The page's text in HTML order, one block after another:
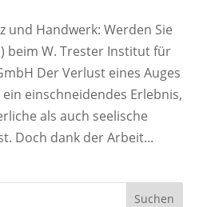
und Handwerk: Werden Sie
beim W. Trester Institut für
Der Verlust eines Auges
einschneidendes Erlebnis,
als auch seelische
Doch dank der Arbeit...
Suchen